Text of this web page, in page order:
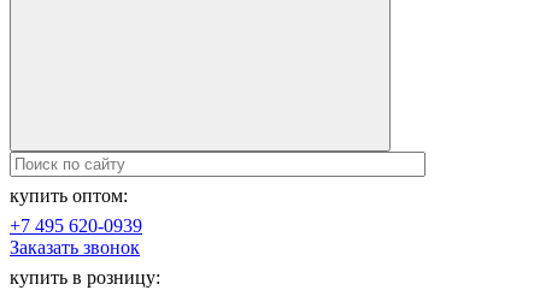
купить оптом:
+7 495 620-0939
Заказать звонок
купить в розницу: